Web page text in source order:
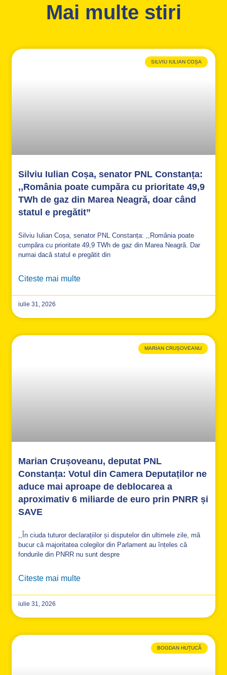
Mai multe stiri
SILVIU IULIAN COȘA
Silviu Iulian Coșa, senator PNL Constanța:
,,România poate cumpăra cu prioritate 49,9
TWh de gaz din Marea Neagră, doar când
statul e pregătit”
Silviu Iulian Coșa, senator PNL Constanța: ,,România poate
cumpăra cu prioritate 49,9 TWh de gaz din Marea Neagră. Dar
numai dacă statul e pregătit din
Citeste mai multe
iulie 31, 2026
MARIAN CRUȘOVEANU
Marian Crușoveanu, deputat PNL
Constanța: Votul din Camera Deputaților ne
aduce mai aproape de deblocarea a
aproximativ 6 miliarde de euro prin PNRR și
SAVE
,,În ciuda tuturor declarațiilor și disputelor din ultimele zile, mă
bucur că majoritatea colegilor din Parlament au înțeles că
fondurile din PNRR nu sunt despre
Citeste mai multe
iulie 31, 2026
BOGDAN HUȚUCĂ